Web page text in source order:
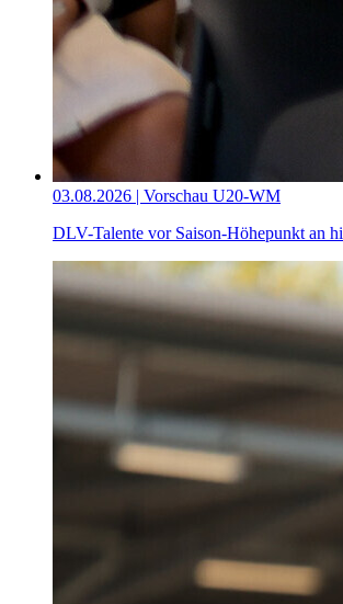
03.08.2026 | Vorschau U20-WM
DLV-Talente vor Saison-Höhepunkt an